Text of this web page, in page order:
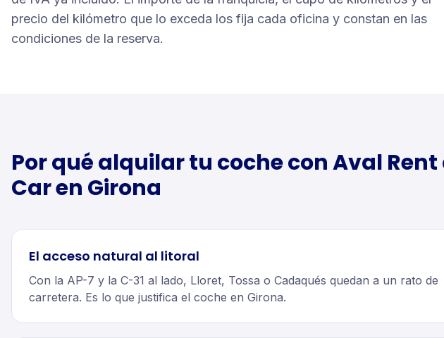
precio del kilómetro que lo exceda los fija cada oficina y constan en las
condiciones de la reserva.
Por qué alquilar tu cochecon Aval Rent
Car en Girona
El acceso natural al litoral
Con la AP-7 y la C-31 al lado, Lloret, Tossa o Cadaqués quedan a un rato de
carretera. Es lo que justifica el coche en Girona.